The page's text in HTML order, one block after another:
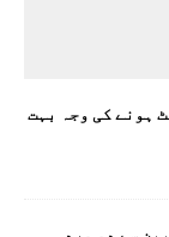
ہونے کی وجہ بہت